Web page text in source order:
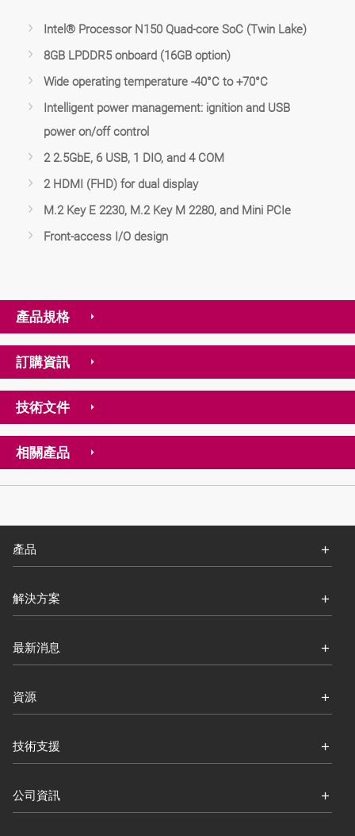
Intel® Processor N150 Quad-core SoC (Twin Lake)
8GB LPDDR5 onboard (16GB option)
Wide operating temperature -40°C to +70°C
Intelligent power management: ignition and USB
power on/off control
2 2.5GbE, 6 USB, 1 DIO, and 4 COM
2 HDMI (FHD) for dual display
M.2 Key E 2230, M.2 Key M 2280, and Mini PCIe
Front-access I/O design
產品規格
訂購資訊
技術文件
相關產品
產品
解決方案
最新消息
資源
技術支援
公司資訊